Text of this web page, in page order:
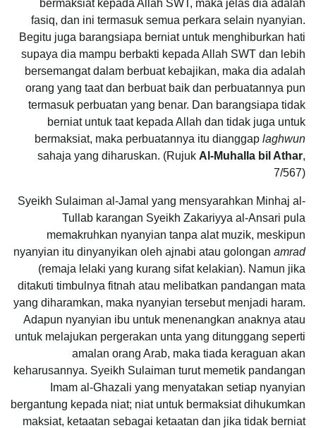
bermaksiat kepada Allah SWT, maka jelas dia adalah
fasiq, dan ini termasuk semua perkara selain nyanyian.
Begitu juga barangsiapa berniat untuk menghiburkan hati
supaya dia mampu berbakti kepada Allah SWT dan lebih
bersemangat dalam berbuat kebajikan, maka dia adalah
orang yang taat dan berbuat baik dan perbuatannya pun
termasuk perbuatan yang benar. Dan barangsiapa tidak
berniat untuk taat kepada Allah dan tidak juga untuk
bermaksiat, maka perbuatannya itu dianggap laghwun
sahaja yang diharuskan. (Rujuk Al-Muhalla bil Athar,
7/567)
Syeikh Sulaiman al-Jamal yang mensyarahkan Minhaj al-
Tullab karangan Syeikh Zakariyya al-Ansari pula
memakruhkan nyanyian tanpa alat muzik, meskipun
nyanyian itu dinyanyikan oleh ajnabi atau golongan amrad
(remaja lelaki yang kurang sifat kelakian). Namun jika
ditakuti timbulnya fitnah atau melibatkan pandangan mata
yang diharamkan, maka nyanyian tersebut menjadi haram.
Adapun nyanyian ibu untuk menenangkan anaknya atau
untuk melajukan pergerakan unta yang ditunggang seperti
amalan orang Arab, maka tiada keraguan akan
keharusannya. Syeikh Sulaiman turut memetik pandangan
Imam al-Ghazali yang menyatakan setiap nyanyian
bergantung kepada niat; niat untuk bermaksiat dihukumkan
maksiat, ketaatan sebagai ketaatan dan jika tidak berniat